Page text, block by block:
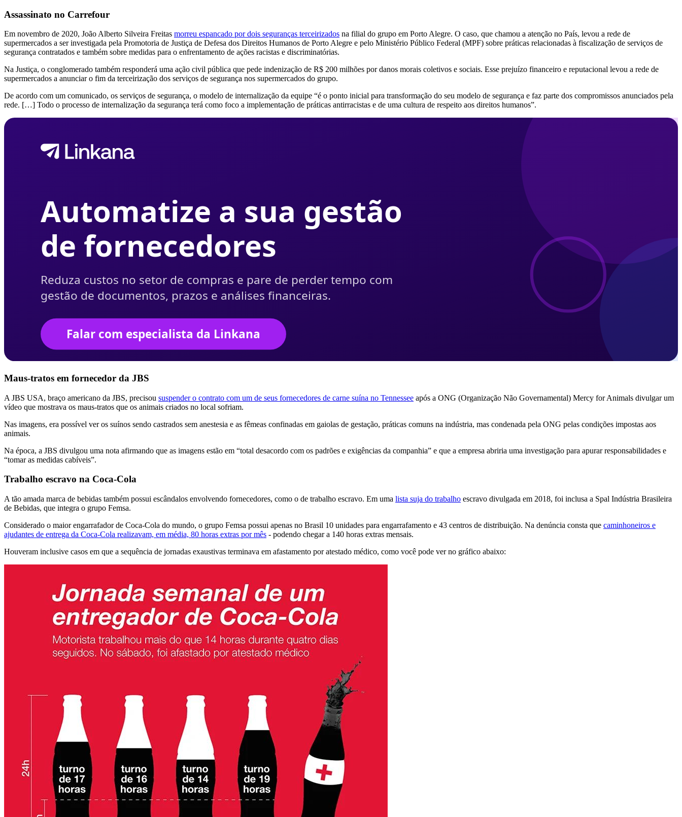
Assassinato no Carrefour
Em novembro de 2020, João Alberto Silveira Freitas morreu espancado por dois seguranças terceirizados na filial do grupo em Porto Alegre. O caso, que chamou a atenção no País, levou a rede de
supermercados a ser investigada pela Promotoria de Justiça de Defesa dos Direitos Humanos de Porto Alegre e pelo Ministério Público Federal (MPF) sobre práticas relacionadas à fiscalização de serviços de
segurança contratados e também sobre medidas para o enfrentamento de ações racistas e discriminatórias.
Na Justiça, o conglomerado também responderá uma ação civil pública que pede indenização de R$ 200 milhões por danos morais coletivos e sociais. Esse prejuízo financeiro e reputacional levou a rede de
supermercados a anunciar o fim da terceirização dos serviços de segurança nos supermercados do grupo.
De acordo com um comunicado, os serviços de segurança, o modelo de internalização da equipe “é o ponto inicial para transformação do seu modelo de segurança e faz parte dos compromissos anunciados pela
rede. […] Todo o processo de internalização da segurança terá como foco a implementação de práticas antirracistas e de uma cultura de respeito aos direitos humanos”.
Maus-tratos em fornecedor da JBS
A JBS USA, braço americano da JBS, precisou suspender o contrato com um de seus fornecedores de carne suína no Tennessee após a ONG (Organização Não Governamental) Mercy for Animals divulgar um
vídeo que mostrava os maus-tratos que os animais criados no local sofriam.
Nas imagens, era possível ver os suínos sendo castrados sem anestesia e as fêmeas confinadas em gaiolas de gestação, práticas comuns na indústria, mas condenada pela ONG pelas condições impostas aos
animais.
Na época, a JBS divulgou uma nota afirmando que as imagens estão em “total desacordo com os padrões e exigências da companhia” e que a empresa abriria uma investigação para apurar responsabilidades e
“tomar as medidas cabíveis”.
Trabalho escravo na Coca-Cola
A tão amada marca de bebidas também possui escândalos envolvendo fornecedores, como o de trabalho escravo. Em uma lista suja do trabalho escravo divulgada em 2018, foi inclusa a Spal Indústria Brasileira
de Bebidas, que integra o grupo Femsa.
Considerado o maior engarrafador de Coca-Cola do mundo, o grupo Femsa possui apenas no Brasil 10 unidades para engarrafamento e 43 centros de distribuição. Na denúncia consta que caminhoneiros e
ajudantes de entrega da Coca-Cola realizavam, em média, 80 horas extras por mês - podendo chegar a 140 horas extras mensais.
Houveram inclusive casos em que a sequência de jornadas exaustivas terminava em afastamento por atestado médico, como você pode ver no gráfico abaixo: